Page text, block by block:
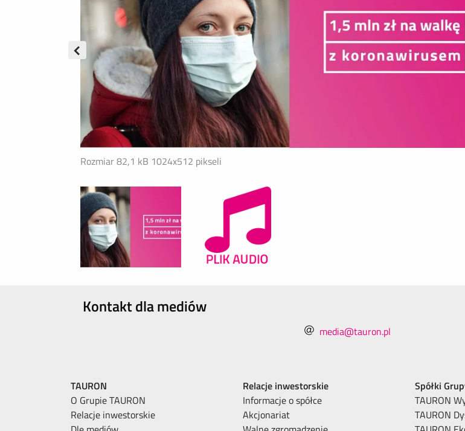
Rozmiar 82,1 kB 1024x512 pikseli
Kontakt dla mediów
media@tauron.pl
TAURON
O Grupie TAURON
Relacje inwestorskie
Relacje inwestorskie
Informacje o spółce
Akcjonariat
Spółki
TAURON
TAURON